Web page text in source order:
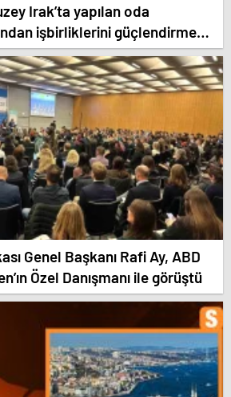
Irak’ta yapılan oda
işbirliklerini güçlendirmek
Genel Başkanı Rafi Ay, ABD
Özel Danışmanı ile görüştü